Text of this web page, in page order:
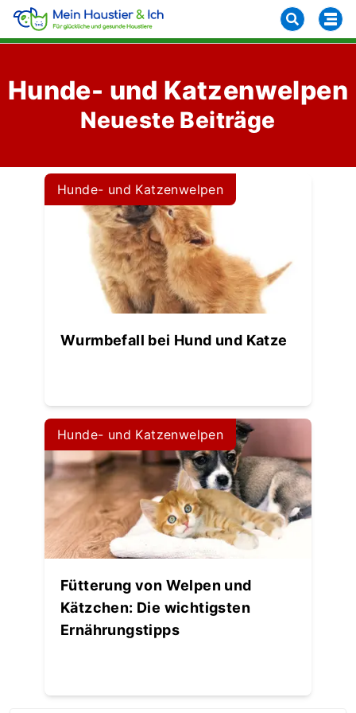
Hunde- und Katzenwelpen
Neueste Beiträge
Hunde- und Katzenwelpen
Wurmbefall bei Hund und Katze
Hunde- und Katzenwelpen
Fütterung von Welpen und
Kätzchen: Die wichtigsten
Ernährungstipps